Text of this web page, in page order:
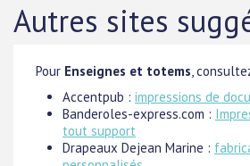
Autres sites
Pour Enseignes et totems,
Accentpub : impressions de
Banderoles-express.com :
tout support
Drapeaux Dejean Marine :